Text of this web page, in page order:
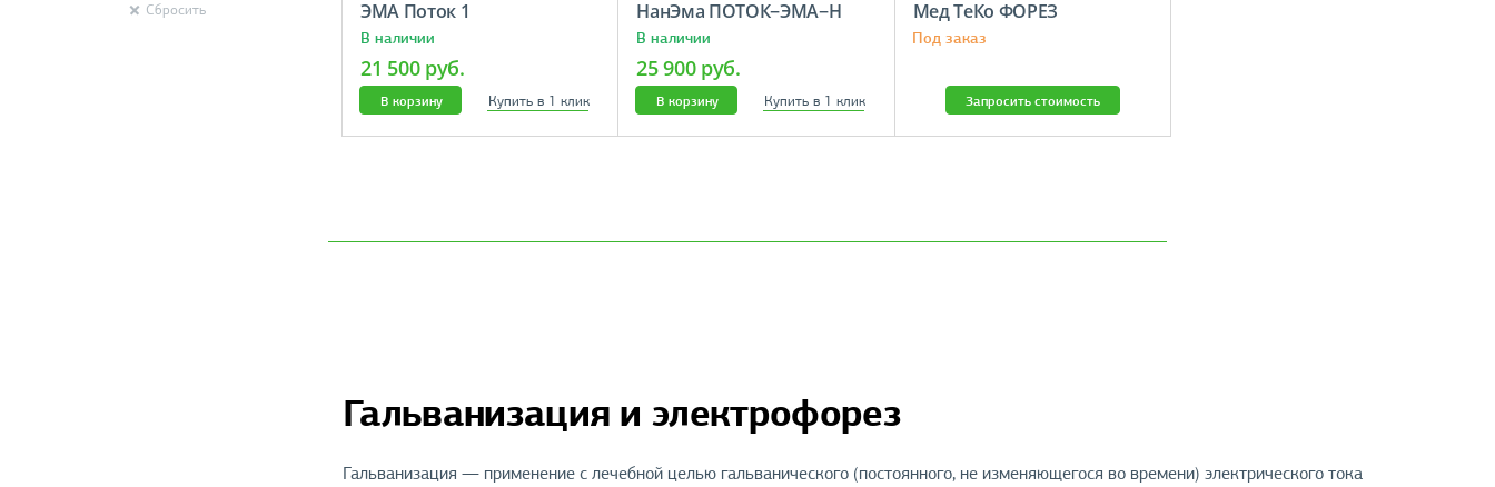
Сбросить
ЭМА Поток 1
В наличии
21 500 руб.
В корзину Купить в 1 клик
НанЭма ПОТОК−ЭМА−Н
В наличии
25 900 руб.
В корзину Купить в 1 клик
Мед ТеКо ФОРЕЗ
Под заказ
Запросить стоимость
Гальванизация и электрофорез
Гальванизация — применение с лечебной целью гальванического (постоянного, не изменяющегося во времени) электрического тока